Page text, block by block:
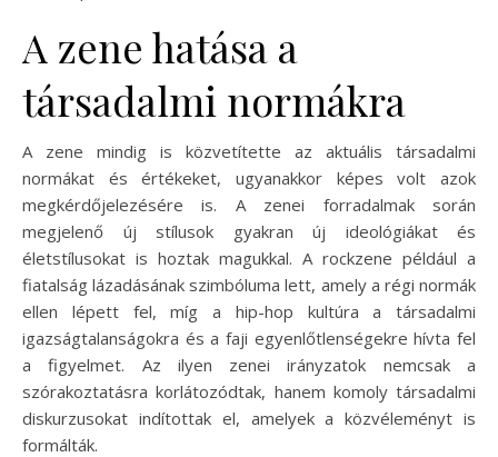
A zene hatása a
társadalmi normákra
A zene mindig is közvetítette az aktuális társadalmi
normákat és értékeket, ugyanakkor képes volt azok
megkérdőjelezésére is. A zenei forradalmak során
megjelenő új stílusok gyakran új ideológiákat és
életstílusokat is hoztak magukkal. A rockzene például a
fiatalság lázadásának szimbóluma lett, amely a régi normák
ellen lépett fel, míg a hip-hop kultúra a társadalmi
igazságtalanságokra és a faji egyenlőtlenségekre hívta fel
a figyelmet. Az ilyen zenei irányzatok nemcsak a
szórakoztatásra korlátozódtak, hanem komoly társadalmi
diskurzusokat indítottak el, amelyek a közvéleményt is
formálták.